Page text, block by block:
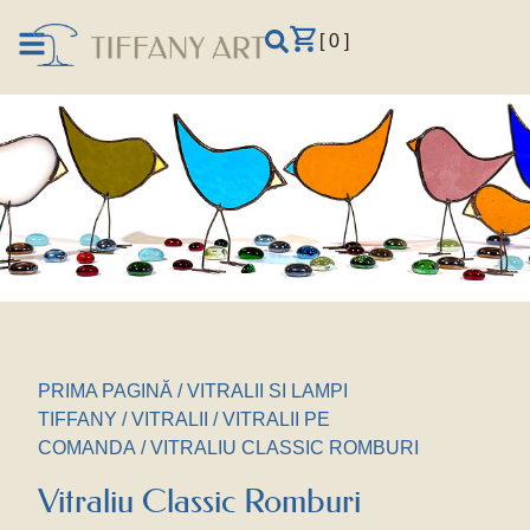
[ 0 ]
PRIMA PAGINĂ /VITRALII SI LAMPI
TIFFANY /VITRALII /VITRALII PE
COMANDA / VITRALIU CLASSIC ROMBURI
Vitraliu Classic Romburi